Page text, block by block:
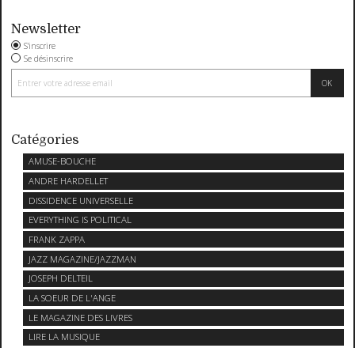
Newsletter
S'inscrire
Se désinscrire
Catégories
AMUSE-BOUCHE
ANDRE HARDELLET
DISSIDENCE UNIVERSELLE
EVERYTHING IS POLITICAL
FRANK ZAPPA
JAZZ MAGAZINE/JAZZMAN
JOSEPH DELTEIL
LA SOEUR DE L'ANGE
LE MAGAZINE DES LIVRES
LIRE LA MUSIQUE